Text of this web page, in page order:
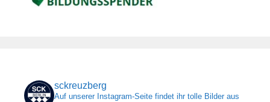
sckreuzberg
Auf unserer Instagram-Seite findet ihr tolle Bilder aus